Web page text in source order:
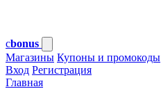
cbonus
Магазины Купоны и промокоды
Вход Регистрация
Главная